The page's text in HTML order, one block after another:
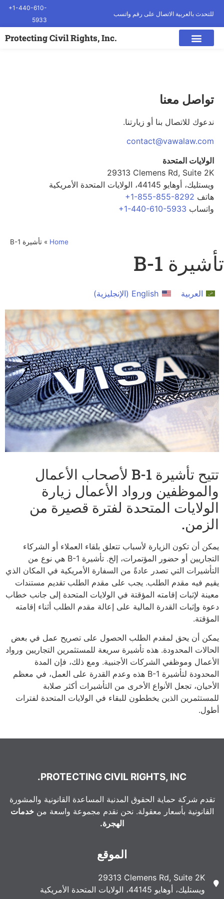
للتحدث بالعربية الاتصال على رقم واتسب
+1-440-610-
5933
.Protecting Civil Rights, Inc
تواصل معنا
ندعوك للاتصال بنا أو زيارتنا.
contact@vawalaw.com
الولايات المتحدة
29313 Clemens Rd, Suite 2K
ويستليك، أوهايو 44145، الولايات المتحدة الأمريكية
هاتف +1-855-855-8292
واتساب +1-440-610-5933
Home
» تأشيرة B-1
تأشيرة B-1
العربية English
(الإنجليزية)
تتيح تأشيرة B-1 لأصحاب الأعمال
والموظفين ورواد الأعمال زيارة
الولايات المتحدة لفترة قصيرة من
الزمن.
يمكن أن تكون الزيارة لأسباب تتعلق بلقاء العملاء أو الشركاء
التجاريين أو حضور المؤتمرات، إلخ. تأشيرة B-1 هي نوع من
التأشيرات التي تصدر عادةً من السفارة الأمريكية في المكان الذي
يقيم فيه مقدم الطلب. يجب على مقدم الطلب تقديم مستندات
معينة لإثبات إقامته المؤقتة في الولايات المتحدة إلى جانب خطاب
دعوة وإثبات القدرة المالية على إعالة مقدم الطلب أثناء إقامته
المؤقتة.
يمكن أن يحق لمقدم الطلب الحصول على تصريح عمل في بعض
الحالات المحدودة. هذه تأشيرة سريعة للمستثمرين التجاريين ورواد
الأعمال وموظفي الشركات الأجنبية. ومع ذلك، فإن المدة
المحدودة لتأشيرة B-1 هذه وعدم القدرة على العمل، في معظم
الأحيان، تجعل الأنواع الأخرى من التأشيرات أكثر صلابة
للمستثمرين الذين يخططون للبقاء في الولايات المتحدة لفترات
أطول.
PROTECTING CIVIL RIGHTS, INC.
تقدم شركة حماية الحقوق المدنية المساعدة القانونية والمشورة
القانونية بأسعار معقولة. نحن نقدم مجموعة واسعة منخدمات
الهجرة.
الموقع
29313 Clemens Rd, Suite 2K
ويستليك، أوهايو 44145، الولايات المتحدة الأمريكية